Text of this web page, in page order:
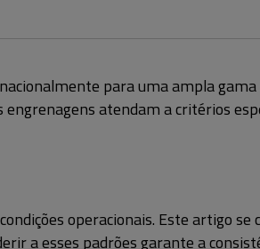
para uma ampla
atendam a critérios
operacionais. Este artigo
a esses padrões garante a